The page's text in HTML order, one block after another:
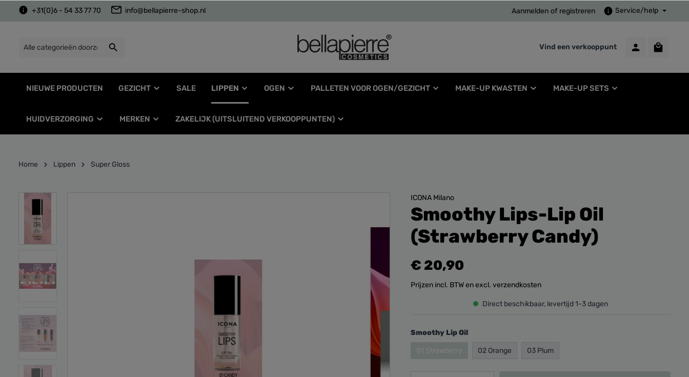
+31(0)6 - 54 33 77 70 info@bellapierre-shop.nl Aanmelden of registreren Service/help
Vind een verkooppunt
NIEUWE PRODUCTEN GEZICHT SALE LIPPEN OGEN PALLETEN VOOR OGEN/GEZICHT MAKE-UP KWASTEN MAKE-UP SETS
HUIDVERZORGING MERKEN ZAKELIJK (UITSLUITEND VERKOOPPUNTEN)
Home Lippen Super Gloss
ICONA Milano
Smoothy Lips-Lip Oil
(Strawberry Candy)
€ 20,90
Prijzen incl. BTW en excl. verzendkosten
Direct beschikbaar, levertijd 1-3 dagen
Smoothy Lip Oil
01 Strawberry 02 Orange 03 Plum